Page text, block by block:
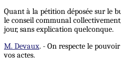
Quant à la pétition déposée sur le
le conseil communal
jour, sans explication quelconque.
M. Devaux. - On respecte le
vos actes.